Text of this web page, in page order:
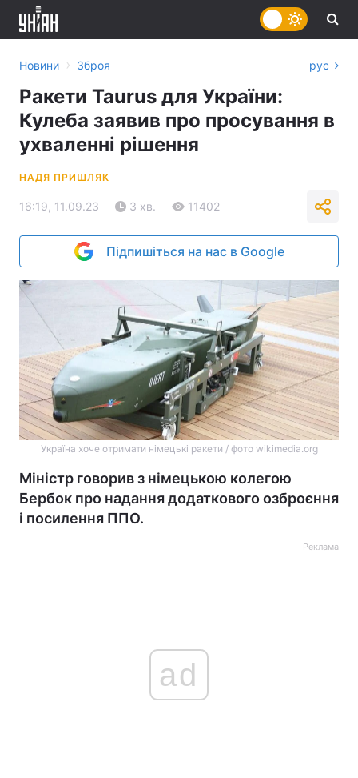
Новини › Зброя рус
Ракети Taurus для України:
Кулеба заявив про просування в
ухваленні рішення
НАДЯ ПРИШЛЯК
16:19, 11.09.23 3 хв. 11402
Підпишіться на нас в Google
Україна хоче отримати німецькі ракети / фото wikimedia.org
Міністр говорив з німецькою колегою
Бербок про надання додаткового озброєння
і посилення ППО.
Реклама
ad